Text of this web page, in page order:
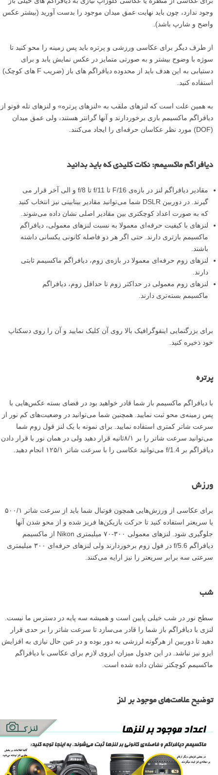
وجود ندارد، چون باید نهایت عمق میدان موجود را بدست آورید (بیشتر عکس
واضح و شارپ باشد).
از طرف دیگر برای عکاسی ورزشی و پرتره باید پس زمینه را محو کنید تا
سوژه با وضوح بیشتر و به صورتی متمایز در عکس نمایش یابد و برای
دستیابی به این هدف باید از محدوده دیافراگم های باز (ضریب F های کوچک)
استفاده کنید.
به همین علت است که لنزهای ملقب به «لنز‌های پرتره» و لنزهای تله فوتو از
دیافراگم ماکسیمم بازی برخوردارند و آنها گرانتر هستند، ولی عمق میدان
(DOF) مورد نظر عکاسان حرفه‌ای را ایجاد می‌کنند.
دیافراگم ماکسیمم: نکات کلیدی که باید بدانید
مقادیر دیافراگم لنز در بازه‌ی F/16 تا f/11 تا f/8 و الی آخر قرار می
گیرند. در دوربین DSLR شما می‌توانید مقادیر بینابینی نیز انتخاب کنید
که به صورت اعداد کوچکتری بین مقادیر اصلی نشان داده می‌شوند.
لنزهای با کیفیت حرفه‌ای معمولا به نسبت لنز‌های معمولی، دیافراگم
ماکسیمم بازتری دارند. حتی اگر هر دو فاصله کانونی یکسانی داشته
باشند.
لنز‌های زوم حرفه‌ای معمولا در بازه‌ی زوم، دیافراگم ماکسیمم ثابتی
دارند.
لنز‌های زوم معمولی در حداکثر زوم تا حداقل زوم، دیافراگم
ماکسیمم بسته‌تری دارند.
برای بزرگنمایی اینفوگرافیک بالا روی آن کلیک نمایید و آن را روی دسکتاپ
خود ذخیره کنید.
پرتره
با دیافراگم ماکسیمم باز شما قادر خواهید بود در فضای بسته‌ عکس‌هایی با
پس زمینه‌ی محو ثبت نمایید. همچنین شما می‌توانید در وضعیت‌های کم نور از
سرعت شاتر کمتری استفاده نمایید. برای نمونه با یک لنز فول زوم شما
می‌توانید سرعت شاتر را بر ۸/۱ثانیه قرار دهید ولی در همان نور با قرار دادن
دیافراگم بر f/1.4 می‌توانید عکاسی را با سرعت شاتر ۱۲۵/۱ انجام دهید.
ورزش
برای عکاسی از ورزش‌هایی همچون فوتبال شما باید از سرعت شاتر ۵۰۰/۱
یا سریعتر استفاده کنید تا حرکت بازیکن‌ها فریز شده و از محو شدن آنها
جلوگیری شود. لنز‌های معمولی ۳۰۰-۷۰ میلیمتری Nikon از ماکسیمم
دیافراگم f/5.6 در فول زوم برخوردارند ولی لنزهای حرفه‌ای ۳۰۰ میلیمتری
سرعتی سه برابر سریعتر را نیز ارایه می‌کنند.
شب
سطح نور در شب خیلی پایین است و همیشه سه پایه در دسترس ما نیست.
لنزی با دیافراگم باز شما را قادر می‌سازد تا سرعت شاتر را بر حدی قرار
دهید تا دوربین از هرگونه لرزشی به دور بوده و در عین حال نیازی به افزایش
ایزو نیز نباشد. در این جدول میزان ایزوی لازم برای عکاسی با دیافراگم
ماکسیمم کوچکتر نشان داده شده است.
توضیح علامت‌های موجود بر لنز